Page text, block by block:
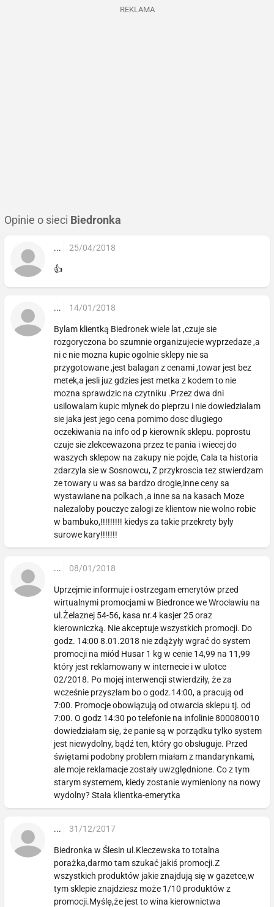
REKLAMA
Opinie o sieci Biedronka
... 25/04/2018
👍
... 14/01/2018
Bylam klientką Biedronek wiele lat ,czuje sie
rozgoryczona bo szumnie organizujecie wyprzedaze ,a
ni c nie mozna kupic ogolnie sklepy nie sa
przygotowane ,jest balagan z cenami ,towar jest bez
metek,a jesli juz gdzies jest metka z kodem to nie
mozna sprawdzic na czytniku .Przez dwa dni
usilowalam kupic mlynek do pieprzu i nie dowiedzialam
sie jaka jest jego cena pomimo dosc dlugiego
oczekiwania na info od p kierownik sklepu. poprostu
czuje sie zlekcewazona przez te pania i wiecej do
waszych sklepow na zakupy nie pojde, Cala ta historia
zdarzyla sie w Sosnowcu, Z przykroscia tez stwierdzam
ze towary u was sa bardzo drogie,inne ceny sa
wystawiane na polkach ,a inne sa na kasach Moze
nalezaloby pouczyc zalogi ze klientow nie wolno robic
w bambuko,!!!!!!!!! kiedys za takie przekrety byly
surowe kary!!!!!!!
... 08/01/2018
Uprzejmie informuje i ostrzegam emerytów przed
wirtualnymi promocjami w Biedronce we Wrocławiu na
ul.Żelaznej 54-56, kasa nr.4 kasjer 25 oraz
kierowniczką. Nie akceptuje wszystkich promocji. Do
godz. 14:00 8.01.2018 nie zdążyły wgrać do system
promocji na miód Husar 1 kg w cenie 14,99 na 11,99
który jest reklamowany w internecie i w ulotce
02/2018. Po mojej interwencji stwierdziły, że za
wcześnie przyszłam bo o godz.14:00, a pracują od
7:00. Promocje obowiązują od otwarcia sklepu tj. od
7:00. O godz 14:30 po telefonie na infolinie 800080010
dowiedziałam się, że panie są w porządku tylko system
jest niewydolny, bądź ten, który go obsługuje. Przed
świętami podobny problem miałam z mandarynkami,
ale moje reklamacje zostały uwzględnione. Co z tym
starym systemem, kiedy zostanie wymieniony na nowy
wydolny? Stała klientka-emerytka
... 31/12/2017
Biedronka w Ślesin ul.Kleczewska to totalna
porażka,darmo tam szukać jakiś promocji.Z
wszystkich produktów jakie znajdują się w gazetce,w
tym sklepie znajdziesz może 1/10 produktów z
promocji.Myślę,że jest to wina kierownictwa